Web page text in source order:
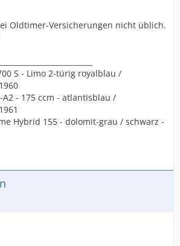
Oldtimer-Versicherungen nicht üblich.
S - Limo 2-türig royalblau /
A2 - 175 ccm - atlantisblau /
Hybrid 155 - dolomit-grau / schwarz -